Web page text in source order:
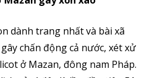
dành trang nhất và bài xã
chấn động cả nước, xét xử
ở Mazan, đông nam Pháp.